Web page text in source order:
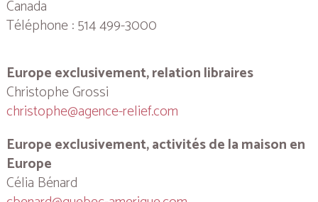
Canada
Téléphone : 514 499-3000
Europe exclusivement, relation libraires
Christophe Grossi
christophe@agence-relief.com
Europe exclusivement, activités de la maison en
Europe
Célia Bénard